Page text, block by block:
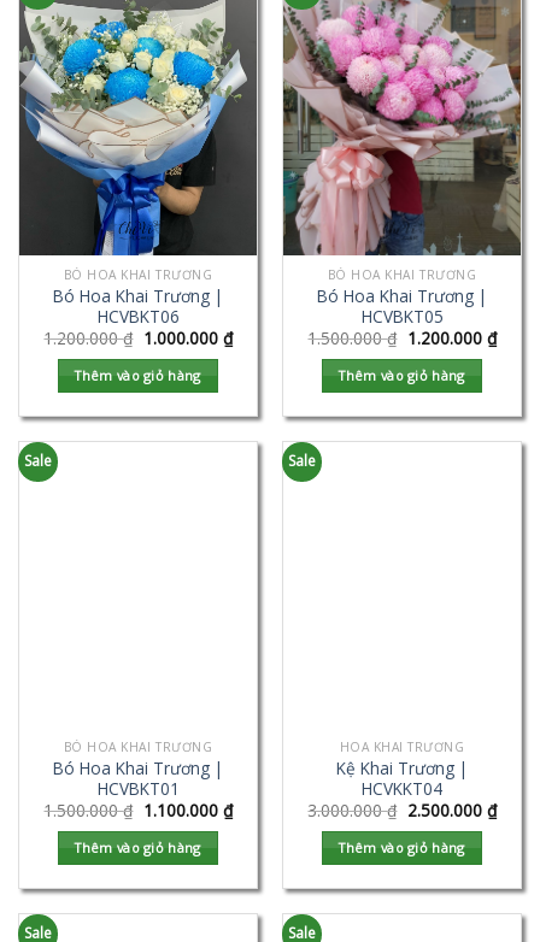
BÓ HOA KHAI TRƯƠNG
Bó Hoa Khai Trương |
HCVBKT06
1.200.000₫ 1.000.000 ₫
Thêm vào giỏ hàng
BÓ HOA KHAI TRƯƠNG
Bó Hoa Khai Trương |
HCVBKT05
1.500.000₫ 1.200.000 ₫
Thêm vào giỏ hàng
Sale
BÓ HOA KHAI TRƯƠNG
Bó Hoa Khai Trương |
HCVBKT01
1.500.000₫ 1.100.000 ₫
Thêm vào giỏ hàng
Sale
HOA KHAI TRƯƠNG
Kệ Khai Trương |
HCVKKT04
3.000.000₫ 2.500.000 ₫
Thêm vào giỏ hàng
Sale Sale